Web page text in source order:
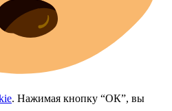
. Нажимая кнопку “ОК”, вы